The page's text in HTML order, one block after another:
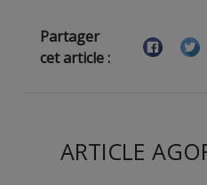
Partager
cet article :
ARTICLE